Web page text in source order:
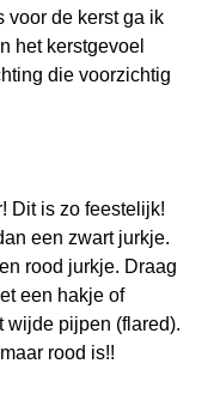
voor de kerst ga ik
het kerstgevoel
die voorzichtig
Dit is zo feestelijk!
een zwart jurkje.
rood jurkje. Draag
een hakje of
wijde pijpen (flared).
rood is!!